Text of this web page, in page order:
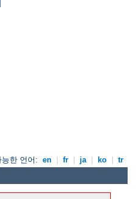
능한 언어: en | fr | ja | ko | tr